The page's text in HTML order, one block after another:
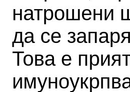
натрошени
да се
Това е